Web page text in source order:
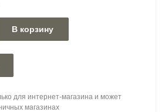
В корзину
для интернет-магазина и может
магазинах